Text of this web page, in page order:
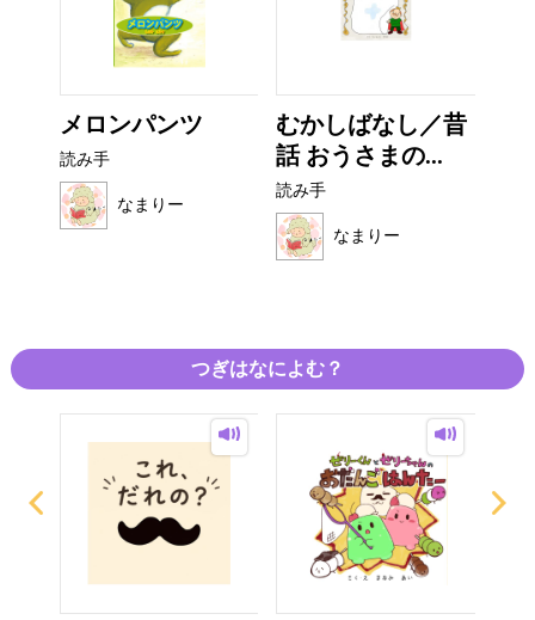
メロンパンツ
読み手
なまりー
むかしばなし／昔
話 おうさまの...
読み手
なまりー
つぎはなによむ？